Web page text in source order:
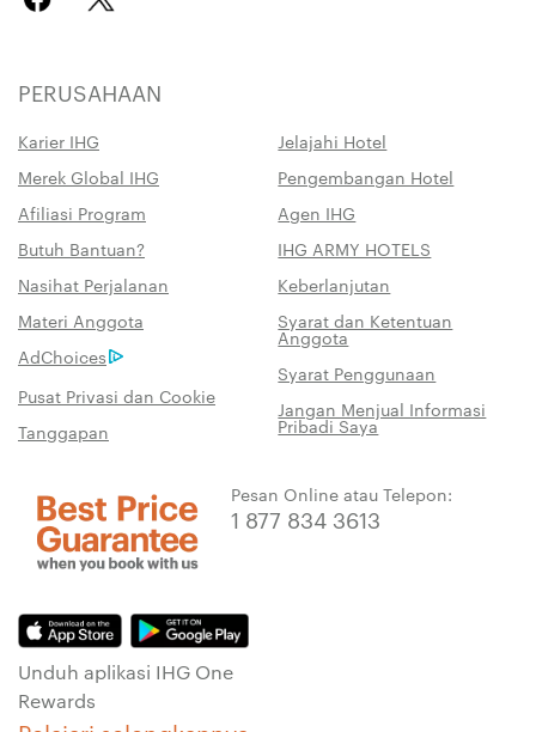
PERUSAHAAN
Karier IHG
Jelajahi Hotel
Merek Global IHG
Pengembangan Hotel
Afiliasi Program
Agen IHG
Butuh Bantuan?
IHG ARMY HOTELS
Nasihat Perjalanan
Keberlanjutan
Materi Anggota
Syarat dan Ketentuan
Anggota
AdChoices
Syarat Penggunaan
Pusat Privasi dan Cookie
Jangan Menjual Informasi
Pribadi Saya
Tanggapan
Pesan Online atau Telepon:
1 877 834 3613
Unduh aplikasi IHG One
Rewards